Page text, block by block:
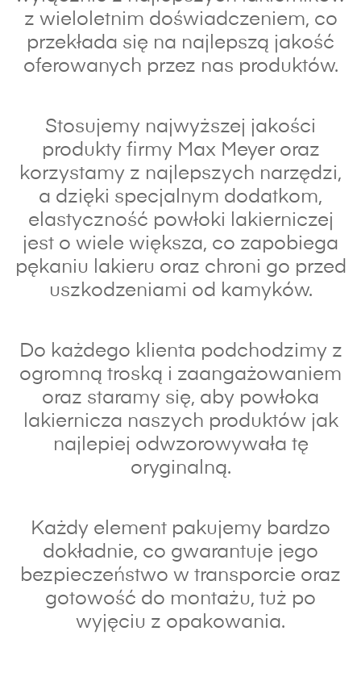
z wieloletnim doświadczeniem, co
przekłada się na najlepszą jakość
oferowanych przez nas produktów.
Stosujemy najwyższej jakości
produkty firmy Max Meyer oraz
korzystamy z najlepszych narzędzi,
a dzięki specjalnym dodatkom,
elastyczność powłoki lakierniczej
jest o wiele większa, co zapobiega
pękaniu lakieru oraz chroni go przed
uszkodzeniami od kamyków.
Do każdego klienta podchodzimy z
ogromną troską i zaangażowaniem
oraz staramy się, aby powłoka
lakiernicza naszych produktów jak
najlepiej odwzorowywała tę
oryginalną.
Każdy element pakujemy bardzo
dokładnie, co gwarantuje jego
bezpieczeństwo w transporcie oraz
gotowość do montażu, tuż po
wyjęciu z opakowania.